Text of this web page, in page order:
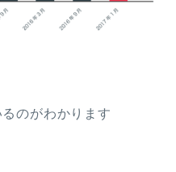
のがわかります